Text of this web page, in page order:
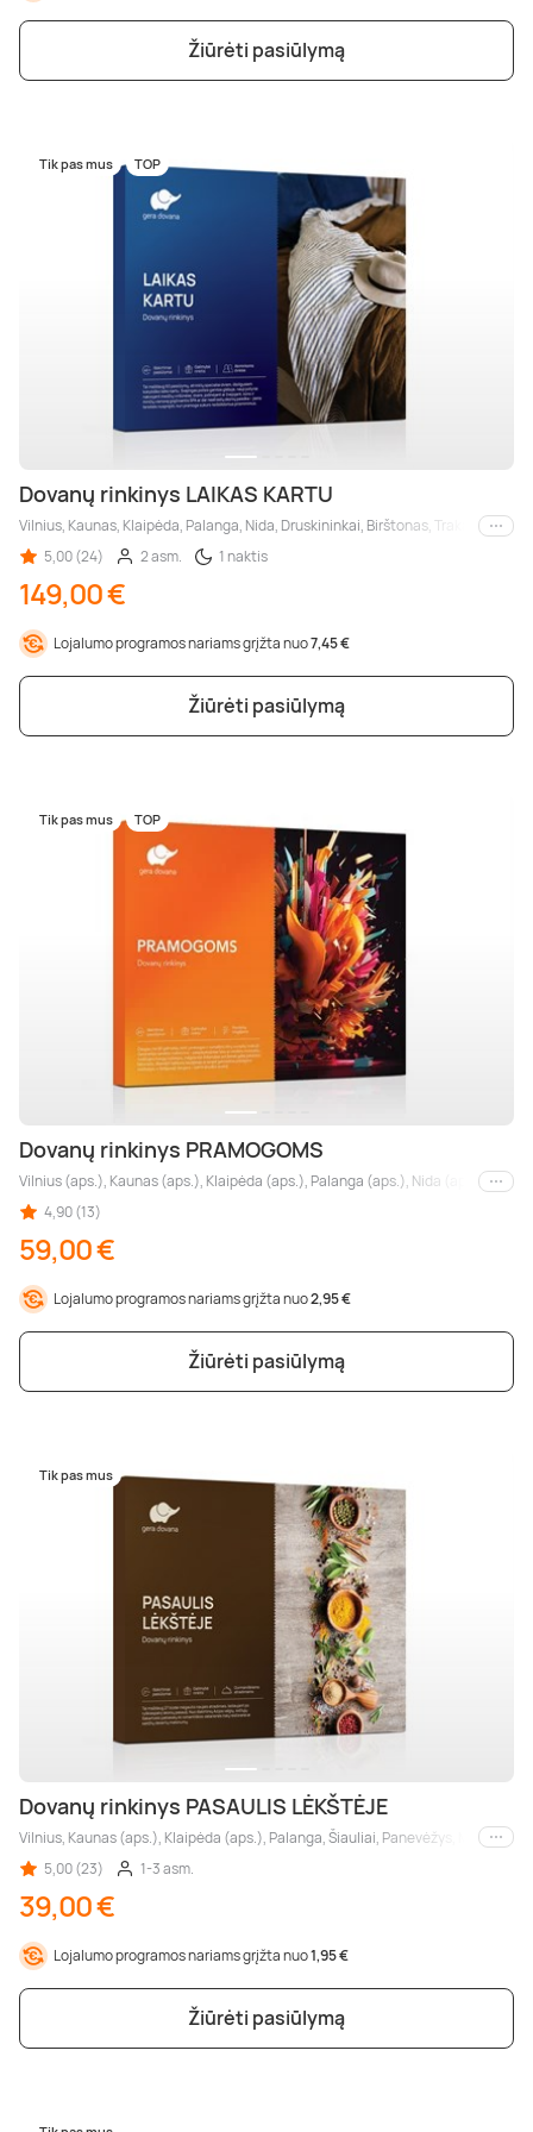
Žiūrėti pasiūlymą
Tik pas mus TOP
Dovanų rinkinys LAIKAS KARTU
Vilnius, Kaunas, Klaipėda, Palanga, Nida, Druskininkai, Birštonas, Trakai,
Kiti
5,00 (24)
2 asm. 1 naktis
149,00 €
Lojalumo programos nariams grįžta nuo7,45 €
Žiūrėti pasiūlymą
Tik pas mus TOP
Dovanų rinkinys PRAMOGOMS
Vilnius (aps.), Kaunas (aps.), Klaipėda (aps.), Palanga (aps.), Nida (aps.), Kiti
4,90 (13)
59,00 €
Lojalumo programos nariams grįžta nuo2,95 €
Žiūrėti pasiūlymą
Tik pas mus
Dovanų rinkinys PASAULIS LĖKŠTĖJE
Vilnius, Kaunas (aps.), Klaipėda (aps.), Palanga, Šiauliai, Panevėžys,
Kiti
5,00 (23)
1-3 asm.
39,00 €
Lojalumo programos nariams grįžta nuo1,95 €
Žiūrėti pasiūlymą